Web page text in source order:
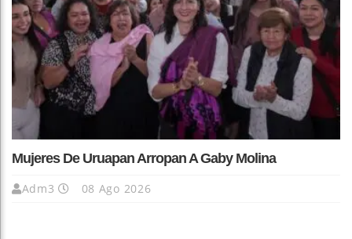
Mujeres De Uruapan Arropan A Gaby Molina
Adm3 08 Ago 2026